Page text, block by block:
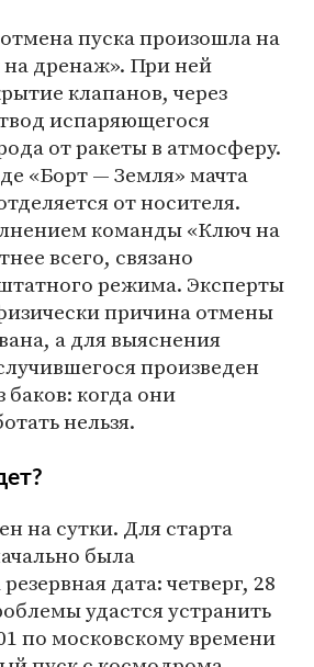
пуска произошла на
дренаж». При ней
клапанов, через
испаряющегося
от ракеты в атмосферу.
«Борт — Земля» мачта
от носителя.
команды «Ключ на
всего, связано
режима. Эксперты
причина отмены
а для выяснения
произведен
баков: когда они
нельзя.
на сутки. Для старта
была
дата: четверг, 28
удастся устранить
по московскому времени